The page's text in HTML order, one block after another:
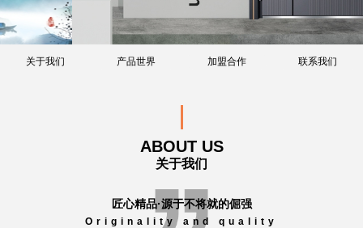
关于我们 产品世界 加盟合作 联系我们
ABOUT US
关于我们
匠心精品·源于不将就的倔强
Originality and quality